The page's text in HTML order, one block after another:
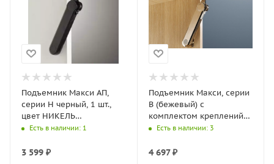
Подъемник Макси АП,
серии H черный, 1 шт.,
цвет НИКЕЛЬ
(2717170006)
Есть в наличии: 1
3 599 ₽
Подъемник Макси, серии
B (бежевый) с
комплектом креплений
(2717130006)
Есть в наличии: 3
4 697₽